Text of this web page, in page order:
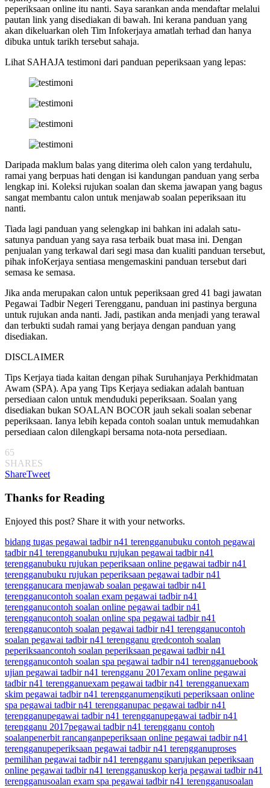
peperiksaan online itu nanti. Saya sarankan anda mendaftar melalui
pautan link yang disediakan di bawah. Ini kerana panduan yang
akan dikeluarkan oleh Tim Infokerjaya amatlah terhad dan hanya
dibuka untuk tarikh tersebut sahaja.
Lihat SAHAJA testimoni dari panduan peperiksaan yang lepas:
Daripada maklum balas yang diterima oleh calon yang terdahulu,
ramai yang berpuas hati dengan isi kandungan panduan yang serba
lengkap ini. Koleksi rujukan soalan dan skema jawapan yang bagus
sangat membantu calon untuk menjawab soalan peperiksaan itu
nanti.
Tiada lagi panduan yang selengkap ini bahkan ini adalah satu-
satunya panduan yang saya rasa terbaik buat masa ini. Dengan
penjualan yang terkawal dari segi masa dan kualiti panduan tersebut,
pihak infoKerjaya sentiasa mengemaskini panduan tersebut dari
semasa ke semasa.
Jika anda merupakan calon untuk peperiksaan gred 41 bagi jawatan
Pegawai Tadbir Negeri Terengganu, panduan ini pastinya berguna
untuk rujukan anda nanti. Jadi, pastikan anda menjadi yang terawal
dan terbukti sudah ramai yang berjaya dengan panduan yang
disediakan.
DISCLAIMER
Tips Kerjaya tiada kaitan dengan pihak Suruhanjaya Perkhidmatan
Awam (SPA). Apa yang Tips Kerjaya sediakan adalah bantuan
persediaan calon untuk menduduki peperiksaan. Soalan yang
disediakan bukan SOALAN BOCOR jauh sekali soalan sebenar
peperiksaan. Ianya lebih kepada contoh soalan untuk memudahkan
persediaan calon dilengkapi bersama nota-nota persediaan.
65
SHARES
ShareTweet
Thanks for Reading
Enjoyed this post? Share it with your networks.
bidang tugas pegawai tadbir n41 terengganubuku contoh pegawai
tadbir n41 terengganubuku rujukan pegawai tadbir n41
terengganubuku rujukan peperiksaan online pegawai tadbir n41
terengganubuku rujukan peperiksaan pegawai tadbir n41
terengganucara menjawab soalan pegawai tadbir n41
terengganucontoh soalan exam pegawai tadbir n41
terengganucontoh soalan online pegawai tadbir n41
terengganucontoh soalan online spa pegawai tadbir n41
terengganucontoh soalan pegawai tadbir n41 terengganucontoh
soalan pegawai tadbir n41 terengganu gredcontoh soalan
peperiksaancontoh soalan peperiksaan pegawai tadbir n41
terengganucontoh soalan spa pegawai tadbir n41 terengganuebook
ujian pegawai tadbir n41 terengganu 2017exam online pegawai
tadbir n41 terengganuexam pegawai tadbir n41 terengganuexam
skim pegawai tadbir n41 terengganumengikuti peperiksaan online
spa pegawai tadbir n41 terengganupac pegawai tadbir n41
terengganupegawai tadbir n41 terengganupegawai tadbir n41
terengganu 2017pegawai tadbir n41 terengganu contoh
soalanpenerbit rancanganpeperiksaan online pegawai tadbir n41
terengganupeperiksaan pegawai tadbir n41 terengganuproses
pemilihan pegawai tadbir n41 terengganu sparujukan peperiksaan
online pegawai tadbir n41 terengganuskop kerja pegawai tadbir n41
terengganusoalan exam spa pegawai tadbir n41 terengganusoalan